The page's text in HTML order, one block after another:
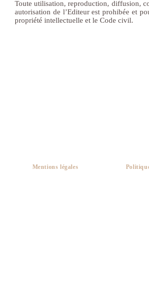
Toute utilisation, reproduction, diffusion,
autorisation de l’Editeur est prohibée et
propriété intellectuelle et le Code civil.
Mentions légales